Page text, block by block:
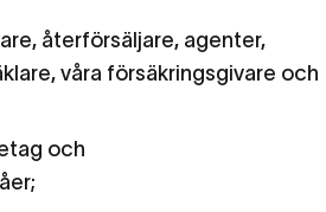
återförsäljare, agenter,
våra försäkringsgivare och
och